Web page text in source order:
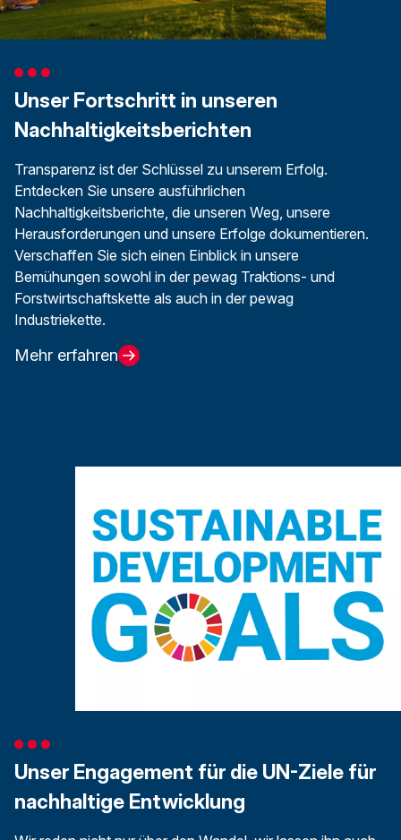
Unser Fortschritt in unseren
Nachhaltigkeitsberichten
Transparenz ist der Schlüssel zu unserem Erfolg.
Entdecken Sie unsere ausführlichen
Nachhaltigkeitsberichte, die unseren Weg, unsere
Herausforderungen und unsere Erfolge dokumentieren.
Verschaffen Sie sich einen Einblick in unsere
Bemühungen sowohl in der pewag Traktions- und
Forstwirtschaftskette als auch in der pewag
Industriekette.
Mehr erfahren
Unser Engagement für die UN-Ziele für
nachhaltige Entwicklung